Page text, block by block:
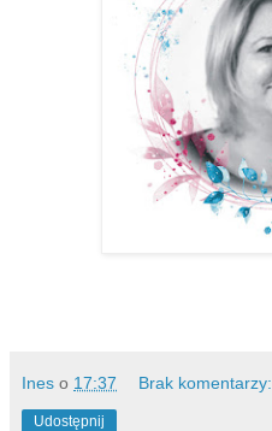
Ines o 17:37 Brak komentarzy:
Udostępnij